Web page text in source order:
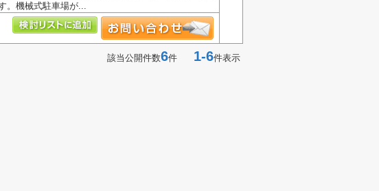
。機械式駐車場が...
該当公開件数6件 1-6件表示